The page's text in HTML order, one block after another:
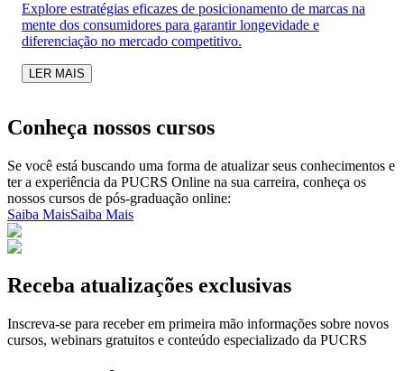
Explore estratégias eficazes de posicionamento de marcas na
mente dos consumidores para garantir longevidade e
diferenciação no mercado competitivo.
LER MAIS
Conheça nossos cursos
Se você está buscando uma forma de atualizar seus conhecimentos e
ter a experiência da PUCRS Online na sua carreira, conheça os
nossos cursos de pós-graduação online:
Saiba MaisSaiba Mais
Receba atualizações exclusivas
Inscreva-se para receber em primeira mão informações sobre novos
cursos, webinars gratuitos e conteúdo especializado da PUCRS